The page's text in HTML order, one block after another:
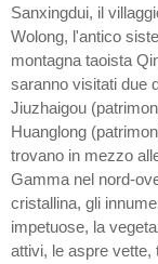
Sanxingdui, il
Wolong, l'antico
montagna taoista
saranno visitati due
Jiuzhaigou
Huanglong
trovano in mezzo
Gamma nel nord-
cristallina, gli
impetuose, la
attivi, le aspre vette,